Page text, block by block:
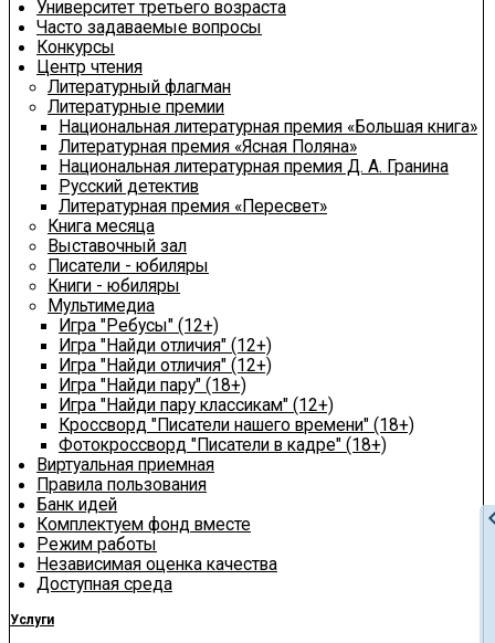
Университет третьего возраста
Часто задаваемые вопросы
Конкурсы
Центр чтения
Литературный флагман
Литературные премии
Национальная литературная премия «Большая книга»
Литературная премия «Ясная Поляна»
Национальная литературная премия Д. А. Гранина
Русский детектив
Литературная премия «Пересвет»
Книга месяца
Выставочный зал
Писатели - юбиляры
Книги - юбиляры
Мультимедиа
Игра "Ребусы" (12+)
Игра "Найди отличия" (12+)
Игра "Найди отличия" (12+)
Игра "Найди пару" (18+)
Игра "Найди пару классикам" (12+)
Кроссворд "Писатели нашего времени" (18+)
Фотокроссворд "Писатели в кадре" (18+)
Виртуальная приемная
Правила пользования
Банк идей
Комплектуем фонд вместе
Режим работы
Независимая оценка качества
Доступная среда
Услуги